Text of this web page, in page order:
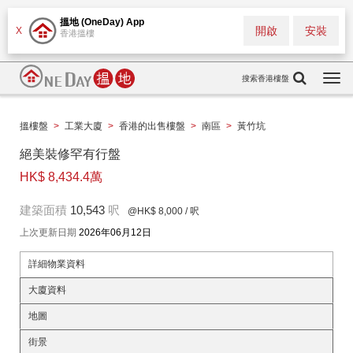
X
搵地 (OneDay) App
香港搵樓 安裝
開啟
搜索香港樓盤
搵樓盤 > 工業大廈 > 香港的出售樓盤 > 南區 > 黃竹坑
絕美裝修罕有行盤
HK$ 8,434.4萬
建築面積 10,543 呎 @HK$ 8,000 / 呎
上次更新日期 2026年06月12日
詳細物業資料
大廈資料
地圖
街景